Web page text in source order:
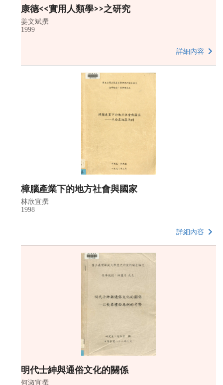
康德<<實用人類學>>之研究
姜文斌撰
1999
詳細內容
樟腦產業下的地方社會與國家
林欣宜撰
1998
詳細內容
明代士紳與通俗文化的關係
何淑宜撰